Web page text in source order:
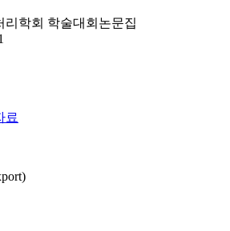
리학회 학술대회논문집
료